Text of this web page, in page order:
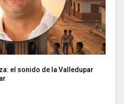
el sonido de la Valledupar